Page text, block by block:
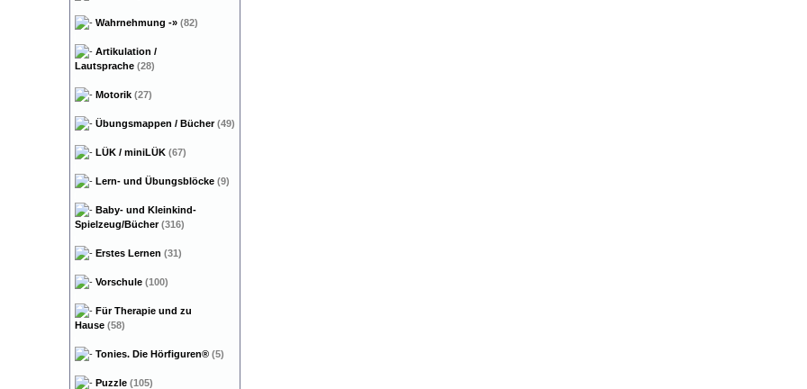
Wahrnehmung -» (82)
Artikulation /
Lautsprache (28)
Motorik (27)
Übungsmappen / Bücher(49)
LÜK / miniLÜK (67)
Lern- und Übungsblöcke (9)
Baby- und Kleinkind-
Spielzeug/Bücher(316)
Erstes Lernen (31)
Vorschule (100)
Für Therapie und zu
Hause (58)
Tonies. Die Hörfiguren® (5)
Puzzle (105)